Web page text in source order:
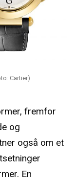
Cartier)
fremfor
og
også om et
En